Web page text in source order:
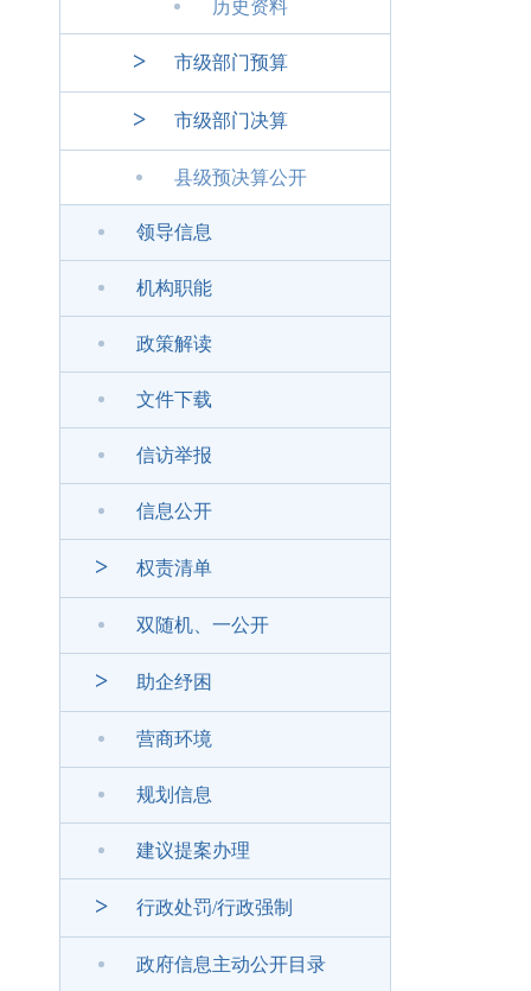
历史资料
> 市级部门预算
> 市级部门决算
县级预决算公开
领导信息
机构职能
政策解读
文件下载
信访举报
信息公开
> 权责清单
双随机、一公开
> 助企纾困
营商环境
规划信息
建议提案办理
> 行政处罚/行政强制
政府信息主动公开目录